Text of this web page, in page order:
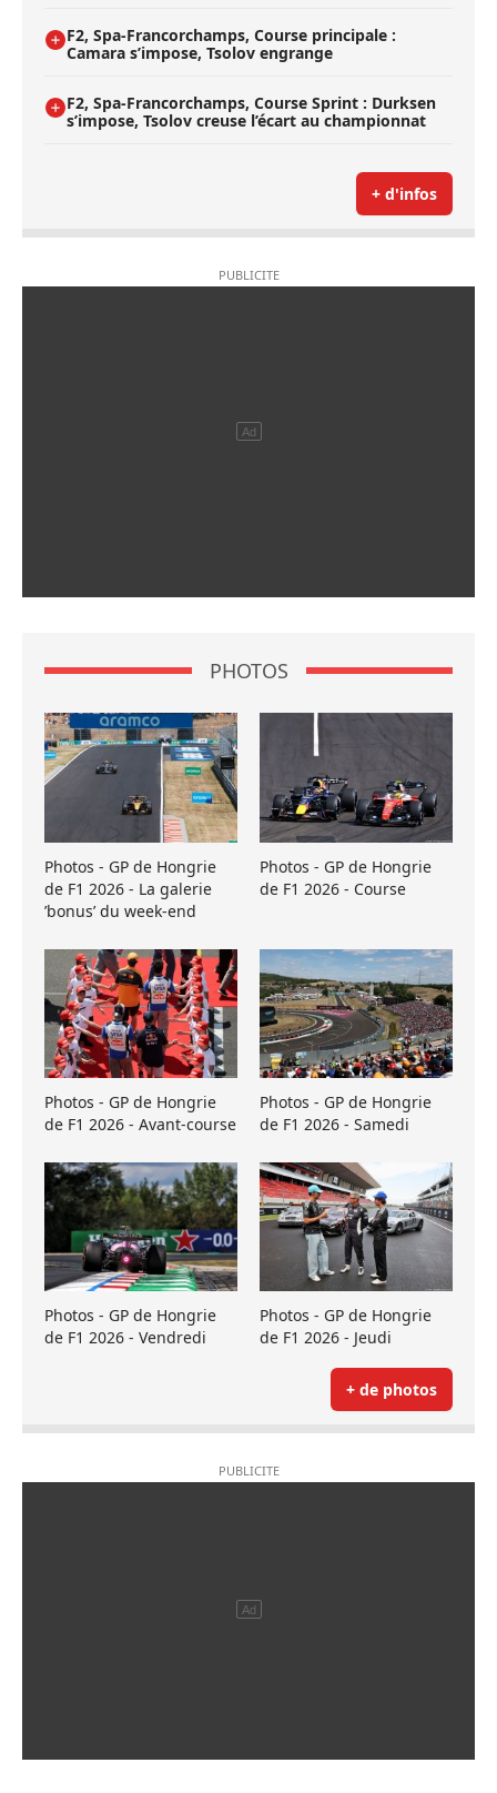
F2, Spa-Francorchamps, Course principale :
Camara s’impose, Tsolov engrange
F2, Spa-Francorchamps, Course Sprint : Durksen
s’impose, Tsolov creuse l’écart au championnat
+ d'infos
PHOTOS
Photos - GP de Hongrie
de F1 2026 - La galerie
’bonus’ du week-end
Photos - GP de Hongrie
de F1 2026 - Course
Photos - GP de Hongrie
de F1 2026 - Avant-course
Photos - GP de Hongrie
de F1 2026 - Samedi
Photos - GP de Hongrie
de F1 2026 - Vendredi
Photos - GP de Hongrie
de F1 2026 - Jeudi
+ de photos